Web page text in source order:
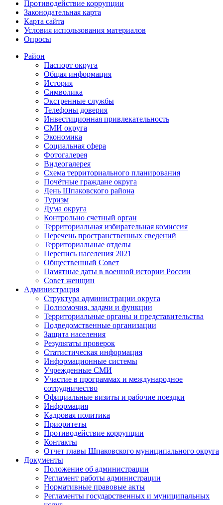
Противодействие коррупции
Законодательная карта
Карта сайта
Условия использования материалов
Опросы
Район
Паспорт округа
Общая информация
История
Символика
Экстренные службы
Телефоны доверия
Инвестиционная привлекательность
СМИ округа
Экономика
Социальная сфера
Фотогалерея
Видеогалерея
Схема территориального планирования
Почётные граждане округа
День Шпаковского района
Туризм
Дума округа
Контрольно счетный орган
Территориальная избирательная комиссия
Перечень пространственных сведений
Территориальные отделы
Перепись населения 2021
Общественный Совет
Памятные даты в военной истории России
Совет женщин
Администрация
Структура администрации округа
Полномочия, задачи и функции
Территориальные органы и представительства
Подведомственные организации
Защита населения
Результаты проверок
Статистическая информация
Информационные системы
Учрежденные СМИ
Участие в программах и международное
сотрудничество
Официальные визиты и рабочие поездки
Информация
Кадровая политика
Приоритеты
Противодействие коррупции
Контакты
Отчет главы Шпаковского муниципального округа
Документы
Положение об администрации
Регламент работы администрации
Нормативные правовые акты
Регламенты государственных и муниципальных